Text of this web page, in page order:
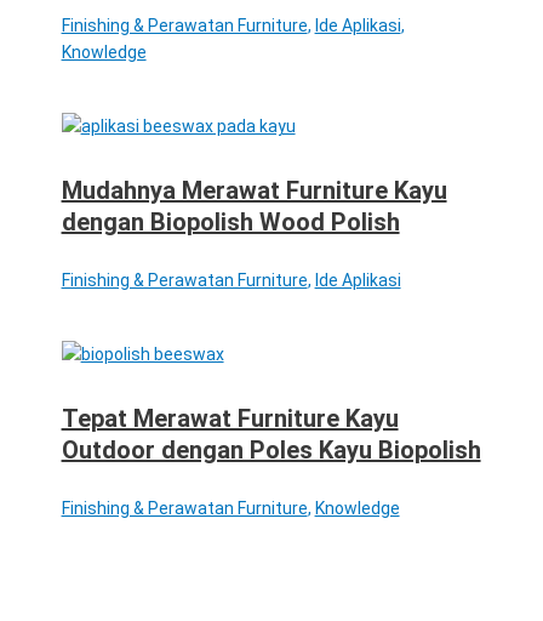
Finishing & Perawatan Furniture, Ide Aplikasi,
Knowledge
Mudahnya Merawat Furniture Kayu
dengan Biopolish Wood Polish
Finishing & Perawatan Furniture, Ide Aplikasi
Tepat Merawat Furniture Kayu
Outdoor dengan Poles Kayu Biopolish
Finishing & Perawatan Furniture, Knowledge